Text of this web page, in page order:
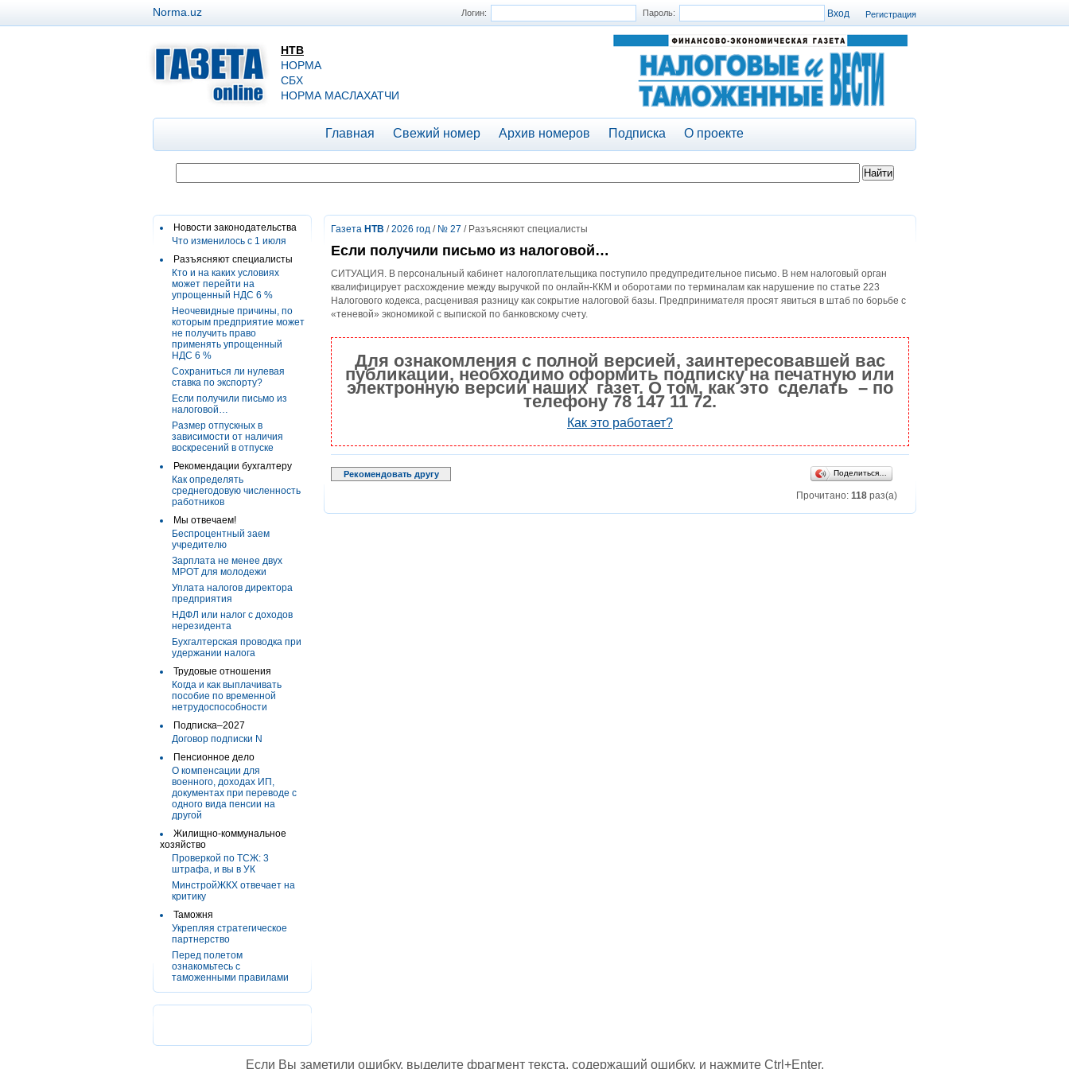
Регистрация
Логин: Пароль:
Norma.uz
НТВ
НОРМА
СБХ
НОРМА МАСЛАХАТЧИ
Главная Свежий номер Архив номеров Подписка О проекте
Новости законодательства
Что изменилось с 1 июля
Разъясняют специалисты
Кто и на каких условиях
может перейти на
упрощенный НДС 6 %
Неочевидные причины, по
которым предприятие может
не получить право
применять упрощенный
НДС 6 %
Сохраниться ли нулевая
ставка по экспорту?
Если получили письмо из
налоговой…
Размер отпускных в
зависимости от наличия
воскресений в отпуске
Рекомендации бухгалтеру
Как определять
среднегодовую численность
работников
Мы отвечаем!
Беспроцентный заем
учредителю
Зарплата не менее двух
МРОТ для молодежи
Уплата налогов директора
предприятия
НДФЛ или налог с доходов
нерезидента
Бухгалтерская проводка при
удержании налога
Трудовые отношения
Когда и как выплачивать
пособие по временной
нетрудоспособности
Подписка–2027
Договор подписки N
Пенсионное дело
О компенсации для
военного, доходах ИП,
документах при переводе с
одного вида пенсии на
другой
Жилищно-коммунальное
хозяйство
Проверкой по ТСЖ: 3
штрафа, и вы в УК
МинстройЖКХ отвечает на
критику
Таможня
Укрепляя стратегическое
партнерство
Перед полетом
ознакомьтесь с
таможенными правилами
Газета НТВ /2026 год / № 27 / Разъясняют специалисты
Если получили письмо из налоговой…
СИТУАЦИЯ. В персональный кабинет налогоплательщика поступило предупредительное письмо. В нем налоговый орган
квалифицирует расхождение между выручкой по онлайн-ККМ и оборотами по терминалам как нарушение по статье 223
Налогового кодекса, расценивая разницу как сокрытие налоговой базы. Предпринимателя просят явиться в штаб по борьбе с
«теневой» экономикой с выпиской по банковскому счету.
Для ознакомления с полной версией, заинтересовавшей вас
публикации, необходимо оформить подписку на печатную или
электронную версии наших газет. О том, как это сделать – по
телефону 78 147 11 72.
Как это работает?
Рекомендовать другу Поделиться…
Прочитано: 118 раз(а)
Если Вы заметили ошибку, выделите фрагмент текста, содержащий ошибку, и нажмите Ctrl+Enter.